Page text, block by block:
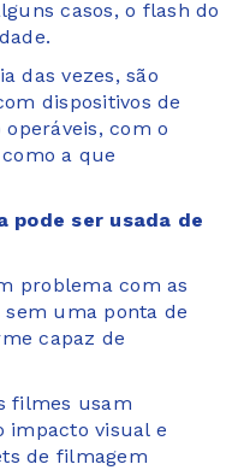
casos, o flash do
das vezes, são
dispositivos de
com o
a que
pode ser usada de
problema com as
uma ponta de
capaz de
filmes usam
impacto visual e
de filmagem